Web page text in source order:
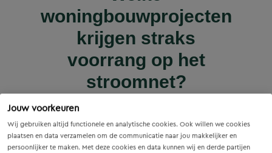
Jouw voorkeuren
Wij gebruiken altijd functionele en analytische cookies. Ook willen we cookies
plaatsen en data verzamelen om de communicatie naar jou makkelijker en
persoonlijker te maken. Met deze cookies en data kunnen wij en derde partijen
woningbouwprojecten
krijgen straks
voorrang op het
stroomnet?
Lees meer
nieuws | nieuws
Innovatieve pilot bij
sluiscomplex Helmond
Lees meer
Slim onderzoek
voorkomt onnodige
vervanging van
Eindhovense tunnel
Voorzieningenscan
Drenthe: inzicht voor
vandaag, richting voor
morgen
Wet versterking regie
volkshuisvesting in
werking: wat betekent
dit voor gemeenten?